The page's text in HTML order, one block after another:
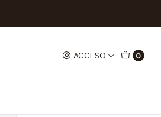
ACCESO 0